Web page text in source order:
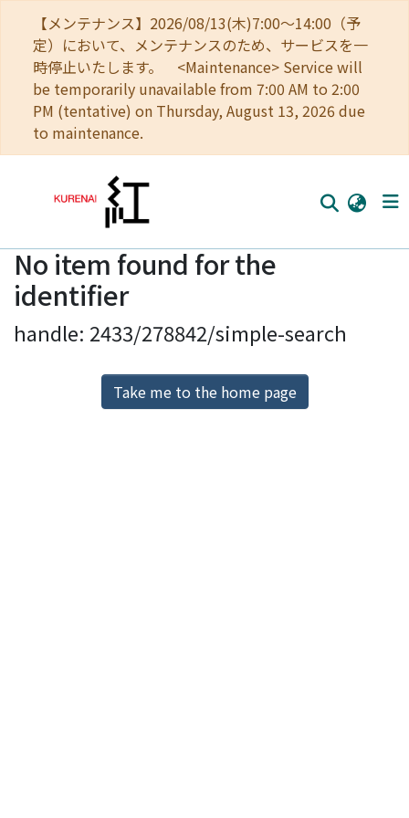
【メンテナンス】2026/08/13(木)7:00～14:00（予
定）において、メンテナンスのため、サービスを一
時停止いたします。 <Maintenance> Service will
be temporarily unavailable from 7:00 AM to 2:00
PM (tentative) on Thursday, August 13, 2026 due
to maintenance.
Home
Communities
Browse
Download Ranking
No item found for the
identifier
handle: 2433/278842/simple-search
Take me to the home page